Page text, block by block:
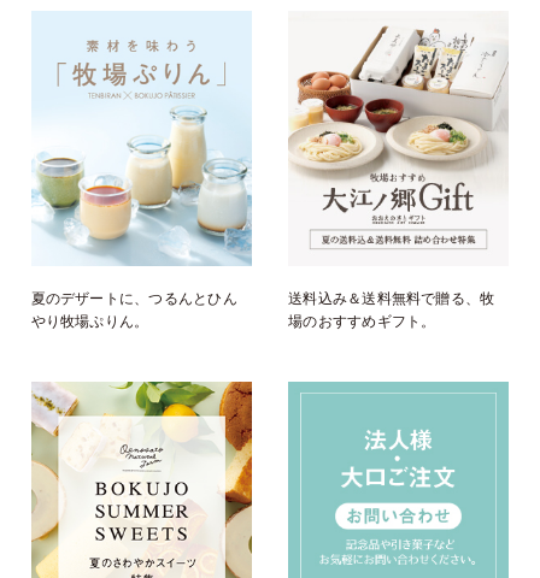
夏のデザートに、つるんとひん
やり牧場ぷりん。
送料込み＆送料無料で贈る、牧
場のおすすめギフト。